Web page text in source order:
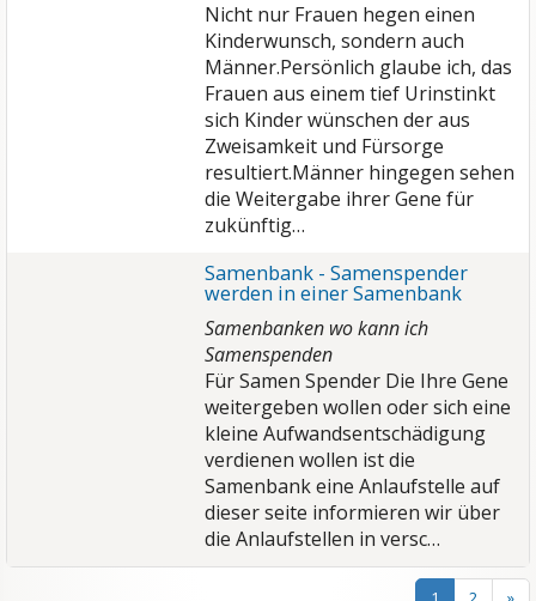
Nicht nur Frauen hegen einen
Kinderwunsch, sondern auch
Männer.Persönlich glaube ich, das
Frauen aus einem tief Urinstinkt
sich Kinder wünschen der aus
Zweisamkeit und Fürsorge
resultiert.Männer hingegen sehen
die Weitergabe ihrer Gene für
zukünftig…
Samenbank - Samenspender
werden in einer Samenbank
Samenbanken wo kann ich
Samenspenden
Für Samen Spender Die Ihre Gene
weitergeben wollen oder sich eine
kleine Aufwandsentschädigung
verdienen wollen ist die
Samenbank eine Anlaufstelle auf
dieser seite informieren wir über
die Anlaufstellen in versc…